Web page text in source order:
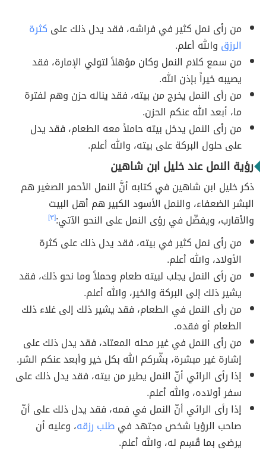
من رأى نمل كثير في فراشه، فقد يدل ذلك على كثرة
الرزق والله أعلم.
من سمع كلام النمل وكان مؤهلاً لتولي الإمارة، فقد
يصيبه خيراً بإذن الله.
من رأى النمل يخرج من بيته، فقد يناله حزن وهم لفترة
ما، أبعد الله عنكم الحزن.
من رأى النمل يدخل بيته حاملاً معه الطعام، فقد يدل
على حلول البركة على بيته، والله أعلم.
رؤية النمل عند خليل ابن شاهين
ذكر خليل ابن شاهين في كتابه أنَّ النمل الأحمر الصغير هم
البشر الضعفاء، والنمل الأسود الكبير هم أهل البيت
والأقارب، ويفصِّل في رؤى النمل على النحو الآتي:[٣]
من رأى نمل كثير في بيته، فقد يدل ذلك على كثرة
الأولاد، والله أعلم.
من رأى النمل يجلب لبيته طعام وحملاً وما نحو ذلك، فقد
يشير ذلك إلى البركة والخير، والله أعلم.
من رأى النمل في الطعام، فقد يشير ذلك إلى غلاء ذلك
الطعام أو فقده.
من رأى النمل في غير محله المعتاد، فقد يدل ذلك على
إشارة غير مبشرة، بشّركم الله بكل خير وأبعد عنكم الشر.
إذا رأى الرائي أنّ النمل يطير من بيته، فقد يدل ذلك على
سفر أولاده، والله أعلم.
إذا رأى الرائي أنّ النمل في فمه، فقد يدل ذلك على أنّ
صاحب الرؤيا شخص مجتهد فيطلب رزقه، وعليه أن
يرضى بما قُسِم له، والله أعلم.